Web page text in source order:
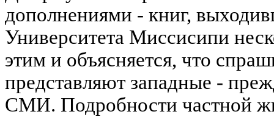
дополнениями - книг,
Университета Миссисипи
этим и объясняется, что
представляют западные -
СМИ. Подробности частной